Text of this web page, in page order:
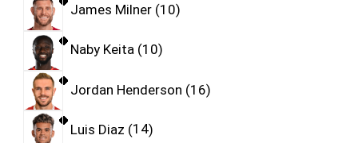
James Milner 10
Naby Keita 10
Jordan Henderson 16
Luis Diaz 14